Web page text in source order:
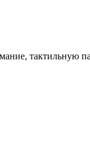
тактильную